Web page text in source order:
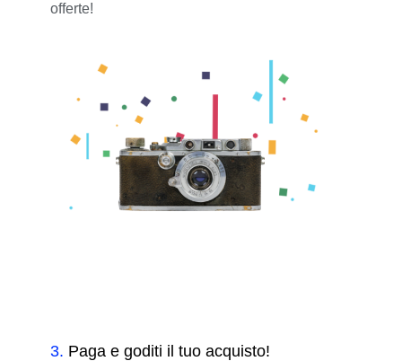
offerte!
3. Paga e goditi il tuo acquisto!